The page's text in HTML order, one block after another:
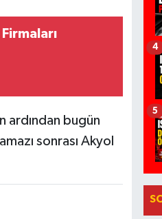
ardından bugün
sonrası Akyol
4
5